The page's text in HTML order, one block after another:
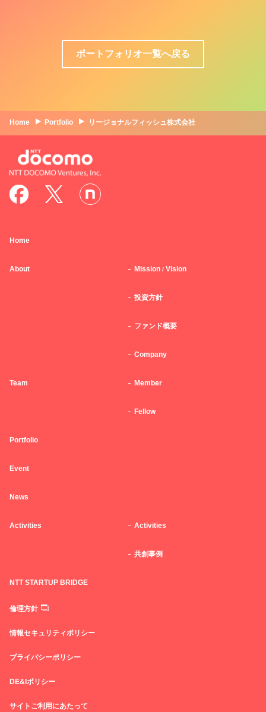
ポートフォリオ一覧へ戻る
Home Portfolio リージョナルフィッシュ株式会社
Home
About Mission / Vision
投資方針
ファンド概要
Company
Team Member
Fellow
Portfolio
Event
News
Activities Activities
共創事例
NTT STARTUP BRIDGE
倫理方針
情報セキュリティポリシー
プライバシーポリシー
DE&Iポリシー
サイトご利用にあたって